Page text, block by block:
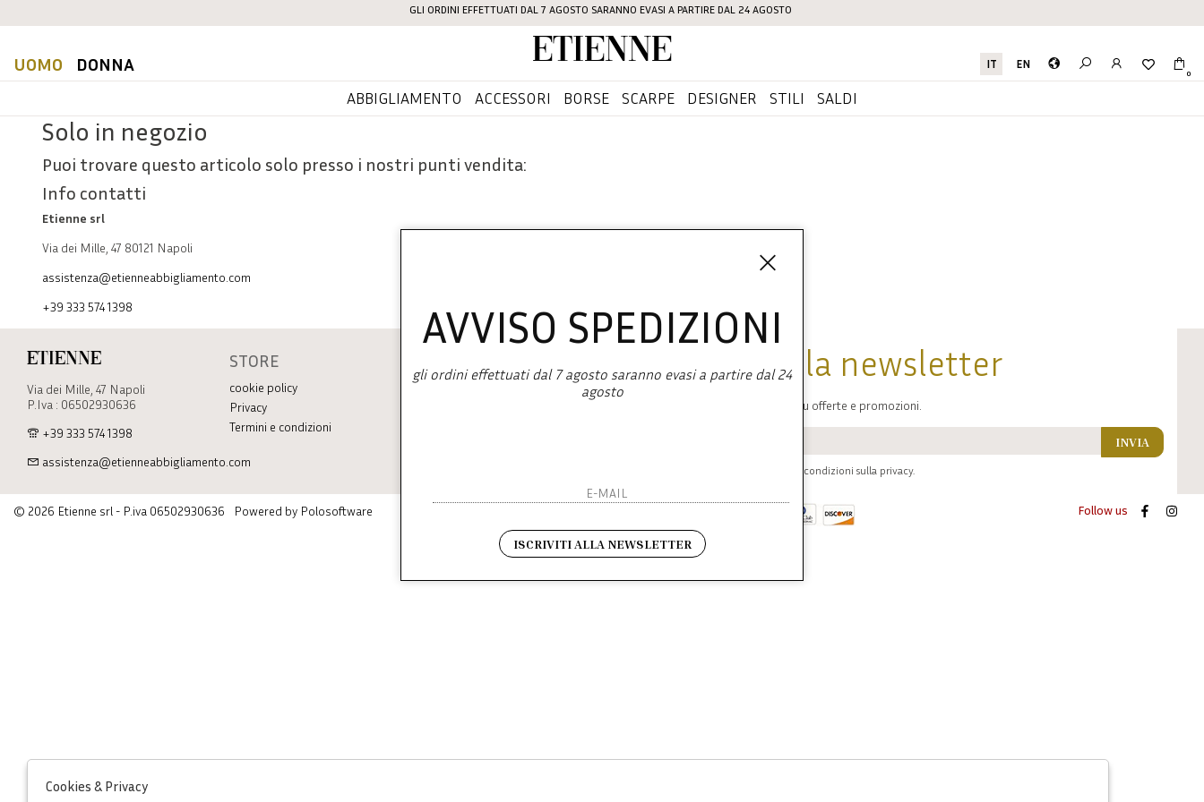
GLI ORDINI EFFETTUATI DAL 7 AGOSTO SARANNO EVASI A PARTIRE DAL 24 AGOSTO
Etienne IT EN
0
UOMO DONNA
ABBIGLIAMENTO ACCESSORI BORSE SCARPE DESIGNER STILI SALDI
Solo in negozio
Puoi trovare questo articolo solo presso i nostri punti vendita:
Info contatti
Etienne srl
Via dei Mille, 47 80121 Napoli
assistenza@etienneabbigliamento.com
+39 333 574 1398
Etienne
Via dei Mille, 47 Napoli
P.Iva : 06502930636
+39 333 574 1398
assistenza@etienneabbigliamento.com
STORE
cookie policy
Privacy
Termini e condizioni
Iscriviti alla newsletter
Sarai sempre aggiornato su offerte e promozioni.
ho letto ed accettato le condizioni sulla privacy.
INVIA
© 2026 Etienne srl - P.iva 06502930636 Powered by Polosoftware Follow us
AVVISO SPEDIZIONI
gli ordini effettuati dal 7 agosto saranno evasi a partire dal 24
agosto
ISCRIVITI ALLA NEWSLETTER
Cookies & Privacy